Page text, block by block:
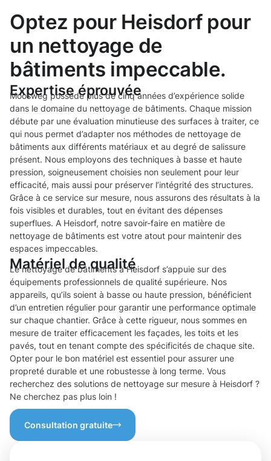
Optez pour Heisdorf pour
un nettoyage de
bâtiments impeccable.
Expertise éprouvée
Moosweg possède plus de cinq années d’expérience solide
dans le domaine du nettoyage de bâtiments. Chaque mission
débute par une évaluation minutieuse des surfaces à traiter, ce
qui nous permet d’adapter nos méthodes de nettoyage de
bâtiments aux différents matériaux et au degré de salissure
présent. Nous employons des techniques à basse et haute
pression, soigneusement choisies non seulement pour leur
efficacité, mais aussi pour préserver l’intégrité des structures.
Grâce à ce service sur mesure, nous assurons des résultats à la
fois visibles et durables, tout en évitant des dépenses
superflues. A Heisdorf, notre savoir-faire en matière de
nettoyage de bâtiments est votre atout pour maintenir des
espaces impeccables.
Matériel de qualité
Le nettoyage de bâtiments à Heisdorf s’appuie sur des
équipements professionnels de qualité supérieure. Nos
appareils, qu’ils soient à basse ou haute pression, bénéficient
d’un entretien régulier pour garantir une performance optimale
sur chaque chantier. Grâce à cette rigueur, nous sommes en
mesure de traiter efficacement les façades, les toits et les
pavés, tout en tenant compte des spécificités de chaque site.
Opter pour le bon matériel est essentiel pour assurer une
propreté durable et une robustesse à long terme. Vous
recherchez des solutions de nettoyage sur mesure à Heisdorf ?
Ne cherchez pas plus loin !
Consultation gratuite